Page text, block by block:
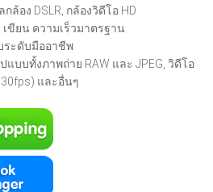
ล้อง DSLR, กล้องวิดีโอ HD
ขียน ความเร็วมาตรฐาน
ระดับมืออาชีพ
บบทั้งภาพถ่าย RAW และ JPEG, วิดีโอ
30fps) และอื่นๆ